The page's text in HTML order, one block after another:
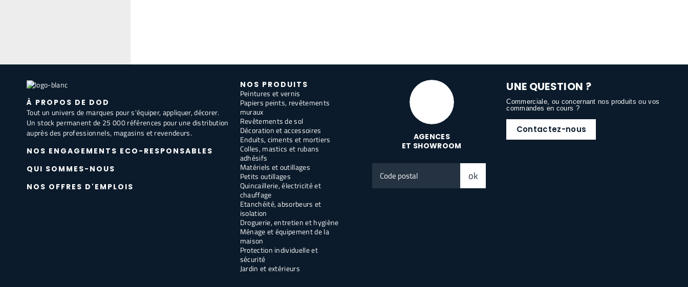
À PROPOS DE DOD
Tout un univers de marques pour s'équiper, appliquer, décorer.
Un stock permanent de 25 000 références pour une distribution
auprès des professionnels, magasins et revendeurs.
NOS ENGAGEMENTS ECO-RESPONSABLES
QUI SOMMES-NOUS
NOS OFFRES D'EMPLOIS
NOS PRODUITS
Peintures et vernis
Papiers peints, revêtements
muraux
Revêtements de sol
Décoration et accessoires
Enduits, ciments et mortiers
Colles, mastics et rubans
adhésifs
Matériels et outillages
Petits outillages
Quincaillerie, électricité et
chauffage
Etanchéité, absorbeurs et
isolation
Droguerie, entretien et hygiène
Ménage et équipement de la
maison
Protection individuelle et
sécurité
Jardin et extérieurs
AGENCES
ET SHOWROOM
postal
ok
UNE QUESTION ?
Commerciale, ou concernant nos produits ou vos
commandes en cours ?
Contactez-nous